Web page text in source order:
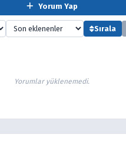
Yorum Yap
Sırala
Yorumlar yüklenemedi.